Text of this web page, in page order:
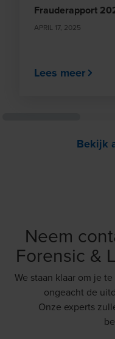
Frauderapport
APRIL 17, 2025
Lees meer
Bekijk
Neem
Forensic &
We staan klaar om je
ongeacht de
Onze experts